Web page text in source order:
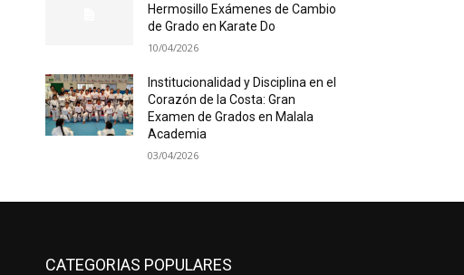
Hermosillo Exámenes de Cambio
de Grado en Karate Do
10/04/2026
Institucionalidad y Disciplina en el
Corazón de la Costa: Gran
Examen de Grados en Malala
Academia
03/04/2026
CATEGORIAS POPULARES